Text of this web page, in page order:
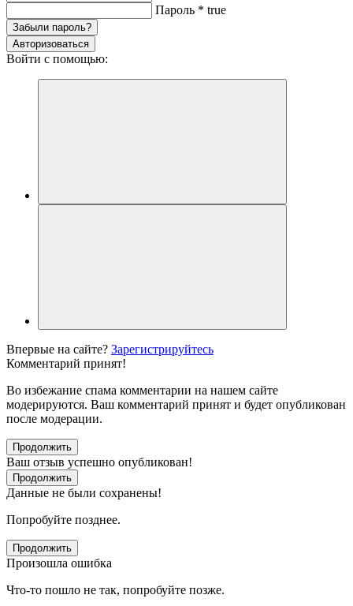
Пароль * true
Забыли пароль?
Авторизоваться
Войти с помощью:
Впервые на сайте? Зарегистрируйтесь
Комментарий принят!
Во избежание спама комментарии на нашем сайте
модерируются. Ваш комментарий принят и будет опубликован
после модерации.
Продолжить
Ваш отзыв успешно опубликован!
Продолжить
Данные не были сохранены!
Попробуйте позднее.
Продолжить
Произошла ошибка
Что-то пошло не так, попробуйте позже.